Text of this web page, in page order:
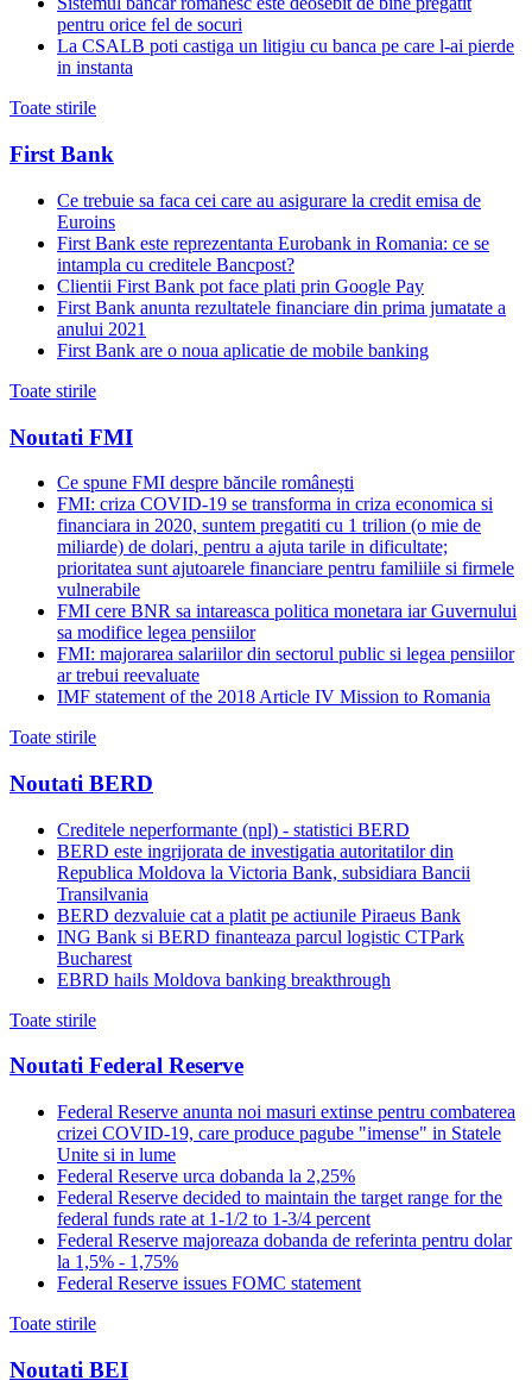
pentru orice fel de socuri
La CSALB poti castiga un litigiu cu banca pe care l-ai pierde
in instanta
Toate stirile
First Bank
Ce trebuie sa faca cei care au asigurare la credit emisa de
Euroins
First Bank este reprezentanta Eurobank in Romania: ce se
intampla cu creditele Bancpost?
Clientii First Bank pot face plati prin Google Pay
First Bank anunta rezultatele financiare din prima jumatate a
anului 2021
First Bank are o noua aplicatie de mobile banking
Toate stirile
Noutati FMI
Ce spune FMI despre băncile românești
FMI: criza COVID-19 se transforma in criza economica si
financiara in 2020, suntem pregatiti cu 1 trilion (o mie de
miliarde) de dolari, pentru a ajuta tarile in dificultate;
prioritatea sunt ajutoarele financiare pentru familiile si firmele
vulnerabile
FMI cere BNR sa intareasca politica monetara iar Guvernului
sa modifice legea pensiilor
FMI: majorarea salariilor din sectorul public si legea pensiilor
ar trebui reevaluate
IMF statement of the 2018 Article IV Mission to Romania
Toate stirile
Noutati BERD
Creditele neperformante (npl) - statistici BERD
BERD este ingrijorata de investigatia autoritatilor din
Republica Moldova la Victoria Bank, subsidiara Bancii
Transilvania
BERD dezvaluie cat a platit pe actiunile Piraeus Bank
ING Bank si BERD finanteaza parcul logistic CTPark
Bucharest
EBRD hails Moldova banking breakthrough
Toate stirile
Noutati Federal Reserve
Federal Reserve anunta noi masuri extinse pentru combaterea
crizei COVID-19, care produce pagube "imense" in Statele
Unite si in lume
Federal Reserve urca dobanda la 2,25%
Federal Reserve decided to maintain the target range for the
federal funds rate at 1-1/2 to 1-3/4 percent
Federal Reserve majoreaza dobanda de referinta pentru dolar
la 1,5% - 1,75%
Federal Reserve issues FOMC statement
Toate stirile
Noutati BEI